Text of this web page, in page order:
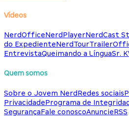
Vídeos
NerdOfficeNerdPlayerNerdCast
do ExpedienteNerdTour
EntrevistaQueimando a LínguaSr. K
Quem somos
Sobre o Jovem NerdRedes sociais
PrivacidadePrograma de
SegurançaFale conoscoAnuncieRSS